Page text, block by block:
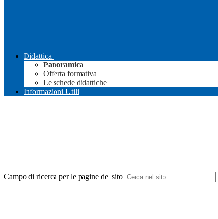
Didattica
Panoramica
Offerta formativa
Le schede didattiche
Informazioni Utili
Campo di ricerca per le pagine del sito